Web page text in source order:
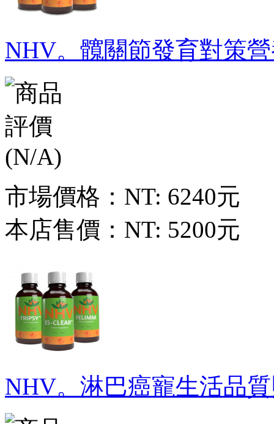
NHV。髖關節發育對策
市場價格： NT: 6240元
本店售價： NT: 5200元
NHV。淋巴癌寵生活品